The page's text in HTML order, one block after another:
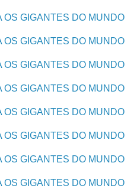
GIGANTES DO MUNDO
GIGANTES DO MUNDO
GIGANTES DO MUNDO
GIGANTES DO MUNDO
GIGANTES DO MUNDO
GIGANTES DO MUNDO
GIGANTES DO MUNDO
GIGANTES DO MUNDO